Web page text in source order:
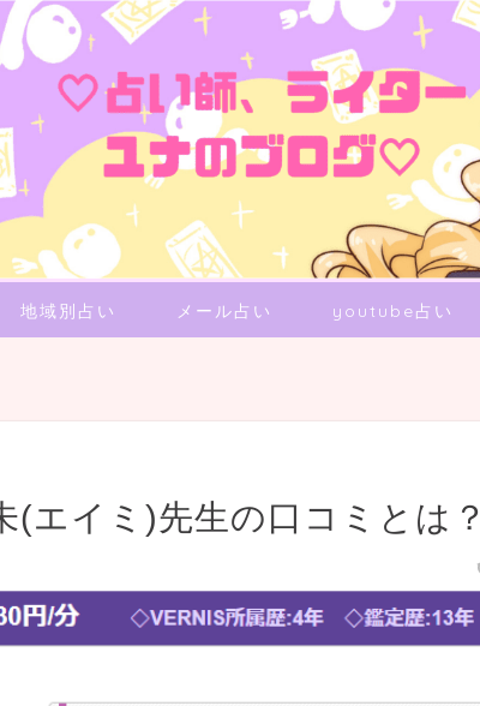
地域別占い メール占い youtube占い
(エイミ)先生の口コミとは？